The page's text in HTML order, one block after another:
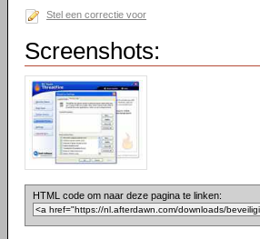
Stel een correctie voor
Screenshots:
HTML code om naar deze pagina te linken: